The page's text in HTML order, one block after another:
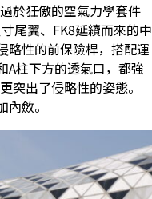
於狂傲的空氣力學套件
尾翼、FK8延續而來的中
略性的前保險桿，搭配運
A柱下方的透氣口，都強
突出了侵略性的姿態。
斂。